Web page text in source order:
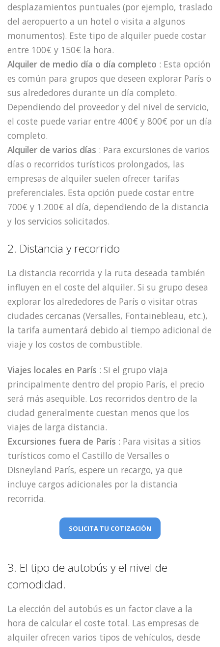
desplazamientos puntuales (por ejemplo, traslado
del aeropuerto a un hotel o visita a algunos
monumentos). Este tipo de alquiler puede costar
entre 100€ y 150€ la hora.
Alquiler de medio día o día completo : Esta opción
es común para grupos que deseen explorar París o
sus alrededores durante un día completo.
Dependiendo del proveedor y del nivel de servicio,
el coste puede variar entre 400€ y 800€ por un día
completo.
Alquiler de varios días : Para excursiones de varios
días o recorridos turísticos prolongados, las
empresas de alquiler suelen ofrecer tarifas
preferenciales. Esta opción puede costar entre
700€ y 1.200€ al día, dependiendo de la distancia
y los servicios solicitados.
2. Distancia y recorrido
La distancia recorrida y la ruta deseada también
influyen en el coste del alquiler. Si su grupo desea
explorar los alrededores de París o visitar otras
ciudades cercanas (Versalles, Fontainebleau, etc.),
la tarifa aumentará debido al tiempo adicional de
viaje y los costos de combustible.
Viajes locales en París : Si el grupo viaja
principalmente dentro del propio París, el precio
será más asequible. Los recorridos dentro de la
ciudad generalmente cuestan menos que los
viajes de larga distancia.
Excursiones fuera de París : Para visitas a sitios
turísticos como el Castillo de Versalles o
Disneyland París, espere un recargo, ya que
incluye cargos adicionales por la distancia
recorrida.
SOLICITA TU COTIZACIÓN
3. El tipo de autobús y el nivel de
comodidad.
La elección del autobús es un factor clave a la
hora de calcular el coste total. Las empresas de
alquiler ofrecen varios tipos de vehículos, desde